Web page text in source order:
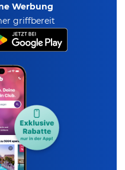
Werbung
griffbereit